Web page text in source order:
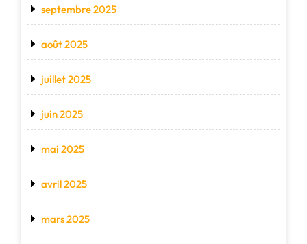
septembre 2025
août 2025
juillet 2025
juin 2025
mai 2025
avril 2025
mars 2025